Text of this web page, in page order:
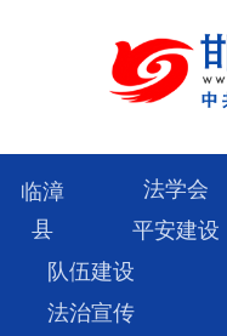
临漳
县
法学会
平安建设
队伍建设
法治宣传